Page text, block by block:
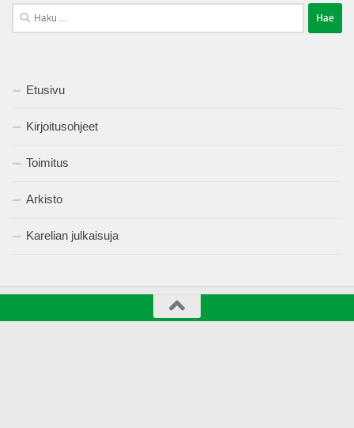
Haku:
Etusivu
Kirjoitusohjeet
Toimitus
Arkisto
Karelian julkaisuja